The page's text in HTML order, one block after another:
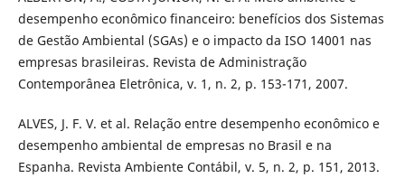
desempenho econômico financeiro: benefícios dos Sistemas
de Gestão Ambiental (SGAs) e o impacto da ISO 14001 nas
empresas brasileiras. Revista de Administração
Contemporânea Eletrônica, v. 1, n. 2, p. 153-171, 2007.
ALVES, J. F. V. et al. Relação entre desempenho econômico e
desempenho ambiental de empresas no Brasil e na
Espanha. Revista Ambiente Contábil, v. 5, n. 2, p. 151, 2013.